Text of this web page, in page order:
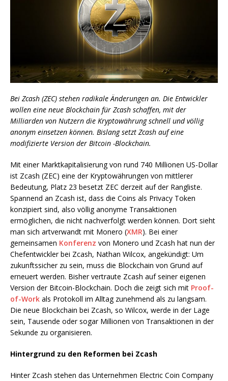
Bei Zcash (ZEC) stehen radikale Änderungen an. Die Entwickler
wollen eine neue Blockchain für Zcash schaffen, mit der
Milliarden von Nutzern die Kryptowährung schnell und völlig
anonym einsetzen können. Bislang setzt Zcash auf eine
modifizierte Version der Bitcoin -Blockchain.
Mit einer Marktkapitalisierung von rund 740 Millionen US-Dollar
ist Zcash (ZEC) eine der Kryptowährungen von mittlerer
Bedeutung, Platz 23 besetzt ZEC derzeit auf der Rangliste.
Spannend an Zcash ist, dass die Coins als Privacy Token
konzipiert sind, also völlig anonyme Transaktionen
ermöglichen, die nicht nachverfolgt werden können. Dort sieht
man sich artverwandt mit Monero (XMR). Bei einer
gemeinsamen Konferenz von Monero und Zcash hat nun der
Chefentwickler bei Zcash, Nathan Wilcox, angekündigt: Um
zukunftssicher zu sein, muss die Blockchain von Grund auf
erneuert werden. Bisher vertraute Zcash auf seiner eigenen
Version der Bitcoin-Blockchain. Doch die zeigt sich mit Proof-
of-Work als Protokoll im Alltag zunehmend als zu langsam.
Die neue Blockchain bei Zcash, so Wilcox, werde in der Lage
sein, Tausende oder sogar Millionen von Transaktionen in der
Sekunde zu organisieren.
Hintergrund zu den Reformen bei Zcash
Hinter Zcash stehen das Unternehmen Electric Coin Company